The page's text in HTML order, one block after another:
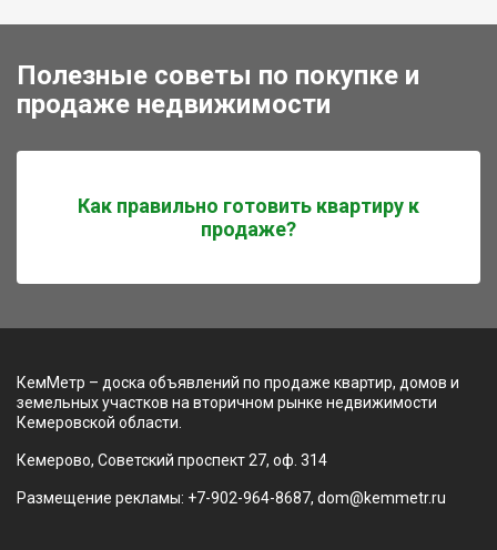
Полезные советы по покупке и
продаже недвижимости
Как правильно готовить квартиру к
продаже?
КемМетр – доска объявлений по продаже квартир, домов и
земельных участков на вторичном рынке недвижимости
Кемеровской области.
Кемерово, Советский проспект 27, оф. 314
Размещение рекламы: +7-902-964-8687, dom@kemmetr.ru